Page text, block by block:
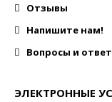
Отзывы
Напишите нам!
Вопросы и
ЭЛЕКТРОННЫЕ